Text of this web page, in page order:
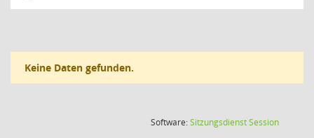
Keine Daten gefunden.
Software:SitzungsdienstSession(Wird in